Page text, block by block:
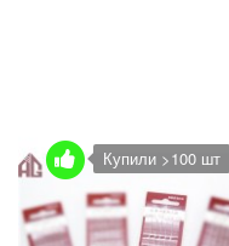
Купили >100 шт